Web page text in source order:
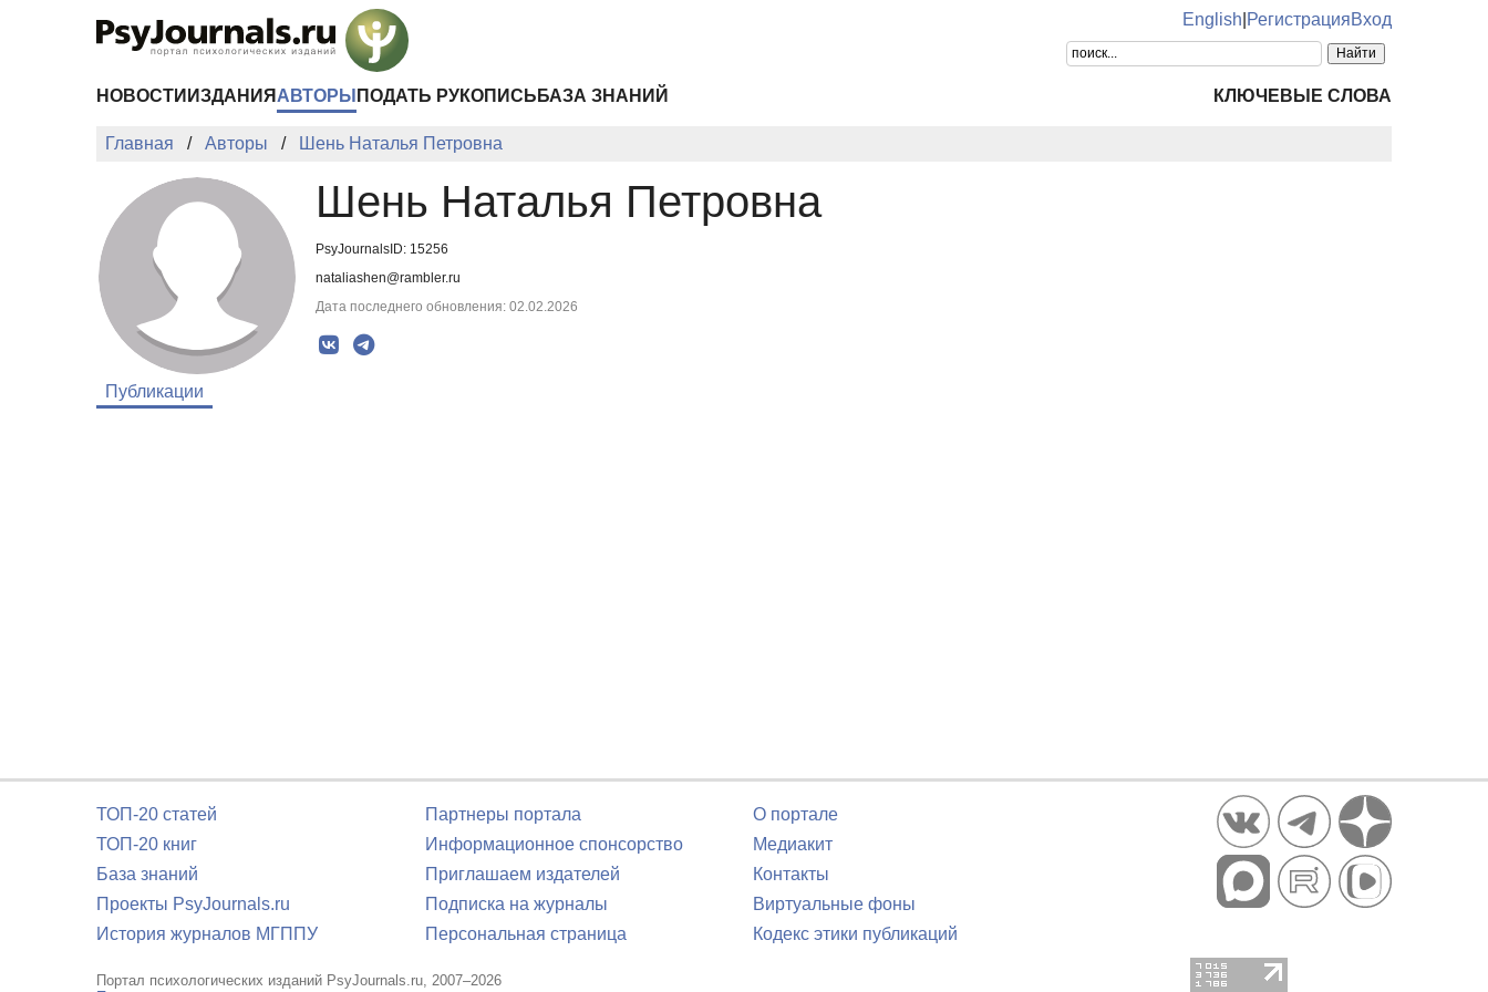
English РегистрацияВход
НОВОСТИ ИЗДАНИЯ АВТОРЫ ПОДАТЬ РУКОПИСЬ БАЗА ЗНАНИЙ КЛЮЧЕВЫЕ СЛОВА
Главная Авторы Шень Наталья Петровна
Шень Наталья Петровна
PsyJournalsID: 15256
nataliashen@rambler.ru
Дата последнего обновления: 02.02.2026
Публикации
ТОП-20 статей
ТОП-20 книг
База знаний
Проекты PsyJournals.ru
История журналов МГППУ
Партнеры портала
Информационное спонсорство
Приглашаем издателей
Подписка на журналы
Персональная страница
О портале
Медиакит
Контакты
Виртуальные фоны
Кодекс этики публикаций
Портал психологических изданий PsyJournals.ru, 2007–2026